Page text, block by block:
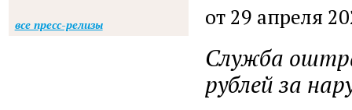
от 29 апреля
Служба
рублей за
все пресс-релизы